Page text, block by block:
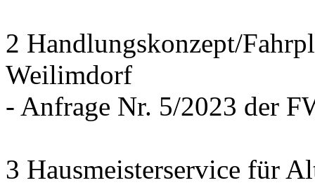
2 Handlungskonzept/
Weilimdorf
- Anfrage Nr. 5/2023 der
3 Hausmeisterservice für